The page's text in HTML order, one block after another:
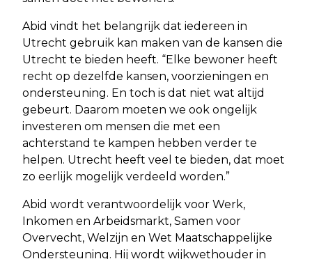
Abid vindt het belangrijk dat iedereen in
Utrecht gebruik kan maken van de kansen die
Utrecht te bieden heeft. “Elke bewoner heeft
recht op dezelfde kansen, voorzieningen en
ondersteuning. En toch is dat niet wat altijd
gebeurt. Daarom moeten we ook ongelijk
investeren om mensen die met een
achterstand te kampen hebben verder te
helpen. Utrecht heeft veel te bieden, dat moet
zo eerlijk mogelijk verdeeld worden.”
Abid wordt verantwoordelijk voor Werk,
Inkomen en Arbeidsmarkt, Samen voor
Overvecht, Welzijn en Wet Maatschappelijke
Ondersteuning. Hij wordt wijkwethouder in